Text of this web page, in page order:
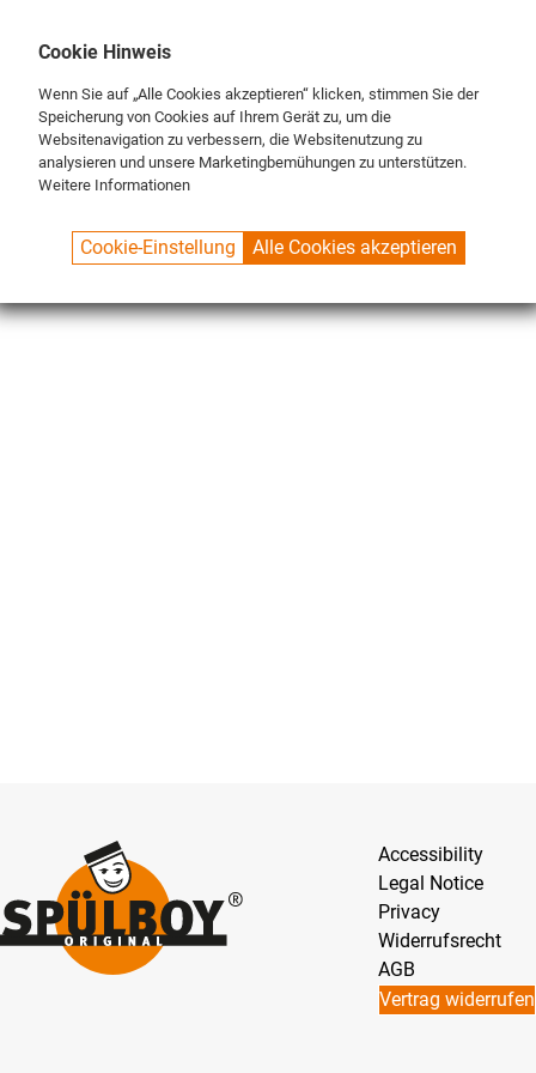
SPUELBOY.DE SHOP SPECIALS 3-PIECE BRUSHES
Accessibility
Legal Notice
Privacy
Widerrufsrecht
AGB
Vertrag widerrufen
Cookie Hinweis
Wenn Sie auf „Alle Cookies akzeptieren“ klicken, stimmen Sie der
Speicherung von Cookies auf Ihrem Gerät zu, um die
Websitenavigation zu verbessern, die Websitenutzung zu
analysieren und unsere Marketingbemühungen zu unterstützen.
Weitere Informationen
Cookie-Einstellung Alle Cookies akzeptieren